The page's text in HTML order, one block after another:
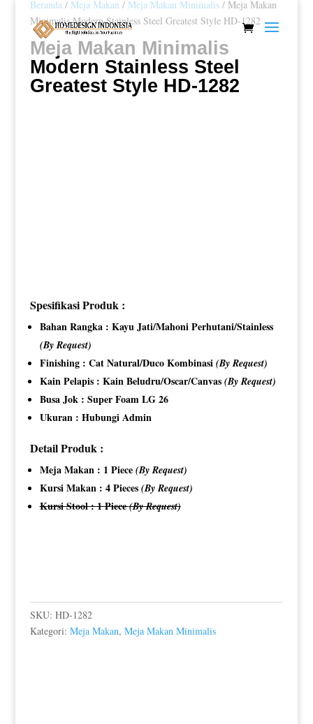
Beranda/ Meja Makan / Meja Makan Minimalis/ Meja Makan
Minimalis Modern Stainless Steel Greatest Style HD-1282
Meja Makan Minimalis
Modern Stainless Steel
Greatest Style HD-1282
Spesifikasi Produk :
Bahan Rangka : Kayu Jati/Mahoni Perhutani/Stainless
(By Request)
Finishing : Cat Natural/Duco Kombinasi (By Request)
Kain Pelapis : Kain Beludru/Oscar/Canvas (By Request)
Busa Jok : Super Foam LG 26
Ukuran : Hubungi Admin
Detail Produk :
Meja Makan : 1 Piece (By Request)
Kursi Makan : 4 Pieces (By Request)
Kursi Stool : 1 Piece(By Request)
SKU: HD-1282
Kategori: Meja Makan, Meja Makan Minimalis